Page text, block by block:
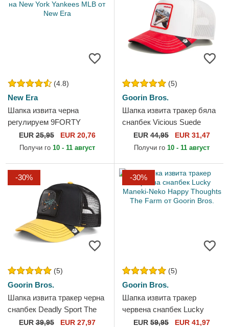
(4.8)
New Era
Шапка извита черна
регулируем 9FORTY
Essential на New York
Yankees MLB от New Era
EUR25,95 EUR 20,76
Получи го 10 - 11 август
(5)
Goorin Bros.
Шапка извита тракер бяла
снапбек Vicious Suede
Snake Suede Truckers The
Farm от Goorin Bros.
EUR 44,95 EUR 31,47
Получи го 10 - 11 август
-30%
(5)
Goorin Bros.
Шапка извита тракер черна
снапбек Deadly Sport The
Farm от Goorin Bros.
EUR39,95 EUR 27,97
-30%
(5)
Goorin Bros.
Шапка извита тракер
червена снапбек Lucky
Maneki-Neko Happy
EUR 59,95 EUR 41,97